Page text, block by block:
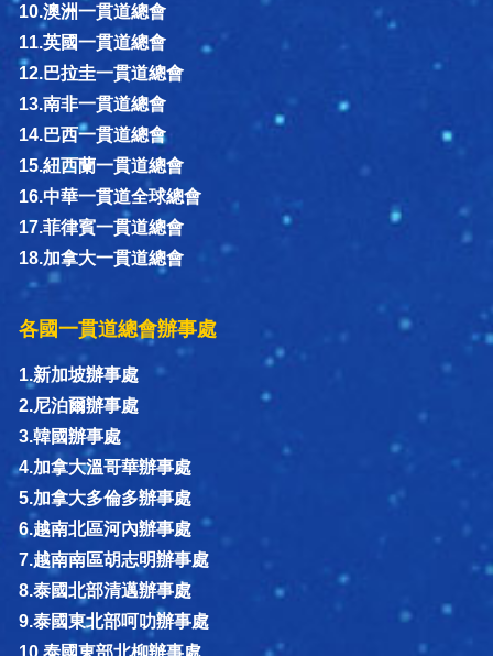
10.澳洲一貫道總會
11.英國一貫道總會
12.巴拉圭一貫道總會
13.南非一貫道總會
14.巴西一貫道總會
15.紐西蘭一貫道總會
16.中華一貫道全球總會
17.菲律賓一貫道總會
18.加拿大一貫道總會
各國一貫道總會辦事處
1.新加坡辦事處
2.尼泊爾辦事處
3.韓國辦事處
4.加拿大溫哥華辦事處
5.加拿大多倫多辦事處
6.越南北區河內辦事處
7.越南南區胡志明辦事處
8.泰國北部清邁辦事處
9.泰國東北部呵叻辦事處
10.泰國東部北柳辦事處